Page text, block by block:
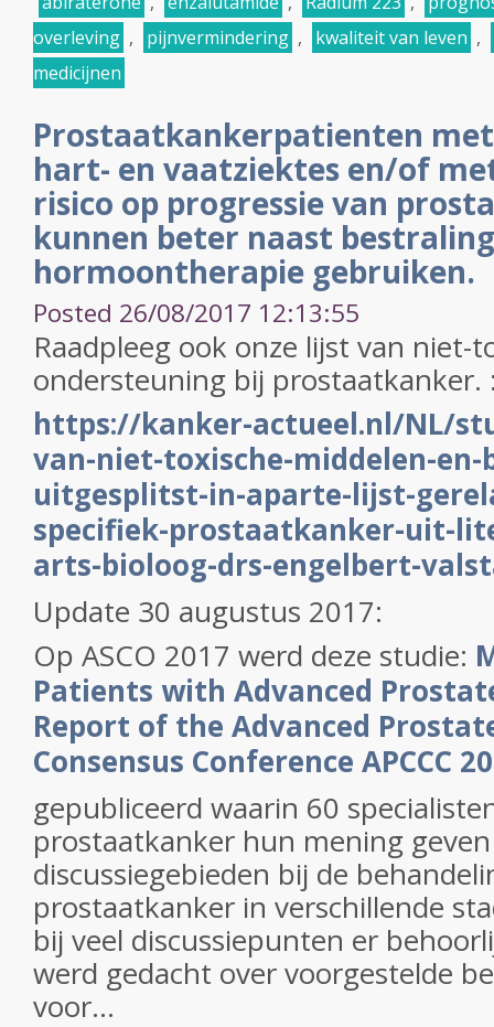
overleving , pijnvermindering , kwaliteit van leven ,
medicijnen
Prostaatkankerpatienten
hart- en vaatziektes en/of
risico op progressie van
kunnen beter naast
hormoontherapie gebruiken.
Posted 26/08/2017 12:13:55
Raadpleeg ook onze lijst van niet-
ondersteuning bij
https://kanker-actueel.nl/NL/
van-niet-toxische-middelen-en-
uitgesplitst-in-aparte-lijst-
specifiek-prostaatkanker-uit-
arts-bioloog-drs-engelbert-
Update 30 augustus 2017:
Op ASCO 2017 werd deze studie:
Patients with Advanced
Report of the Advanced
Consensus Conference APCCC
gepubliceerd waarin 60
prostaatkanker hun mening
discussiegebieden bij de
prostaatkanker in verschillende
bij veel discussiepunten er
werd gedacht over voorgestelde
voor...